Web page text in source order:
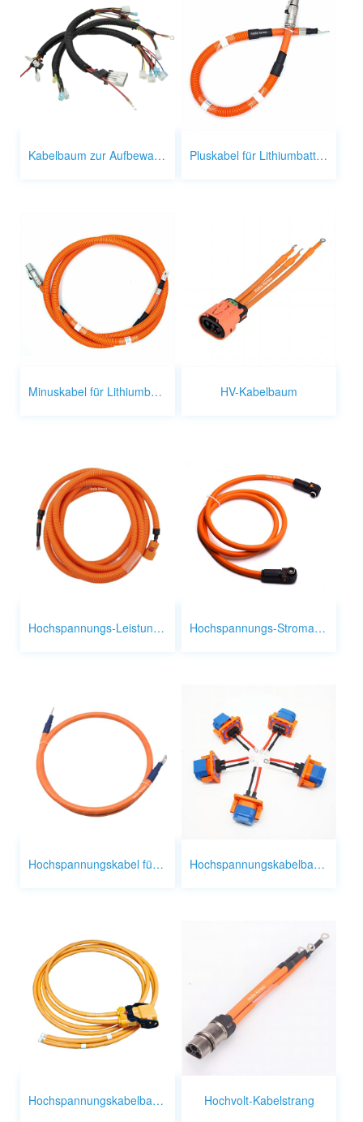
Kabelbaum zur Aufbewahrung von Motorrädern Pluskabel für Lithiumbatterie-Ausgang
Minuskabel für Lithiumbatterie-Ausgang HV-Kabelbaum
Hochspannungs-Leistungsregler-Kabelbaum Hochspannungs-Stromanschluss für Energiespeichersysteme
Hochspannungskabel für Elektrofahrzeuge Hochspannungskabelbaum für Elektrofahrzeuge
Hochspannungskabelbaum 70 mm² New Energy Hochvolt-Kabelstrang